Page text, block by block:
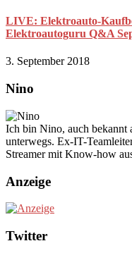
LIVE: Elektroauto-
Elektroautoguru Q&A
3. September 2018
Nino
Ich bin Nino, auch bekannt
unterwegs. Ex-IT-
Streamer mit Know-how
Anzeige
Twitter